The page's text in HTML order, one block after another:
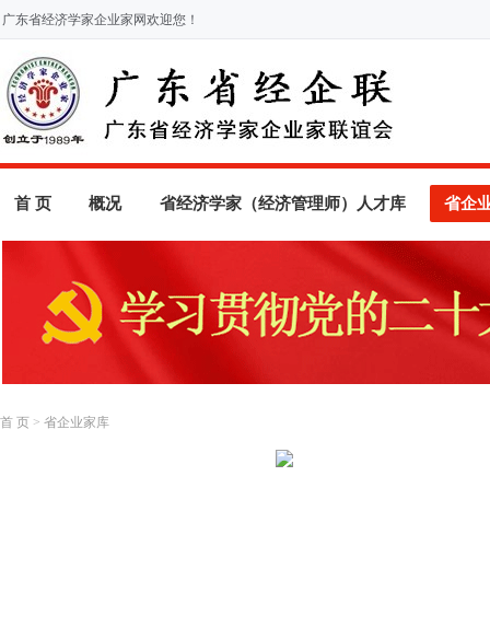
广东省经济学家企业家网欢迎您！
首 页 概况 省经济学家（经济管理师）人才库 省企
首 页 > 省企业家库